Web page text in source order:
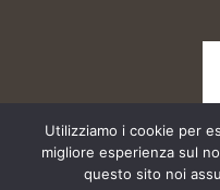
Utilizziamo i cookie per
migliore esperienza sul
questo sito noi